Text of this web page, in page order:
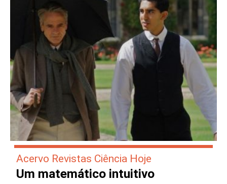
Acervo Revistas Ciência Hoje
Um matemático intuitivo